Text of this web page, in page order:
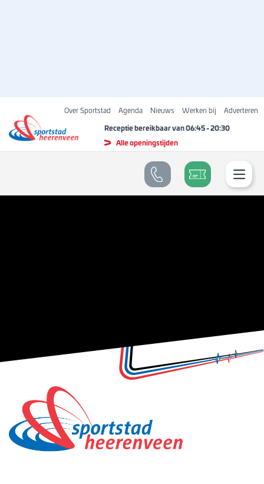
Over Sportstad Agenda Nieuws Werken bij Adverteren
Receptie bereikbaar van06:45-20:30
Alle openingstijden